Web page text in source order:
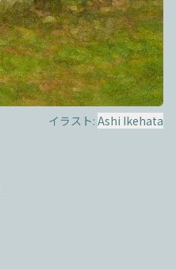
イラスト: Ashi Ikehata